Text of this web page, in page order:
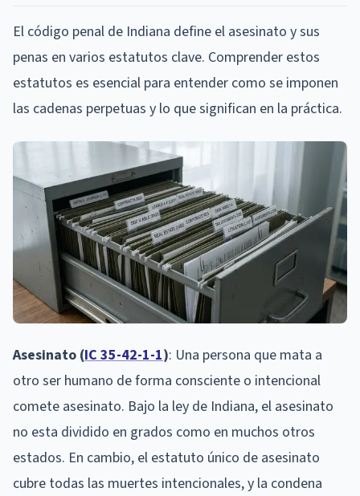
El código penal de Indiana define el asesinato y sus
penas en varios estatutos clave. Comprender estos
estatutos es esencial para entender como se imponen
las cadenas perpetuas y lo que significan en la práctica.
Asesinato (IC 35-42-1-1): Una persona que mata a
otro ser humano de forma consciente o intencional
comete asesinato. Bajo la ley de Indiana, el asesinato
no esta dividido en grados como en muchos otros
estados. En cambio, el estatuto único de asesinato
cubre todas las muertes intencionales, y la condena